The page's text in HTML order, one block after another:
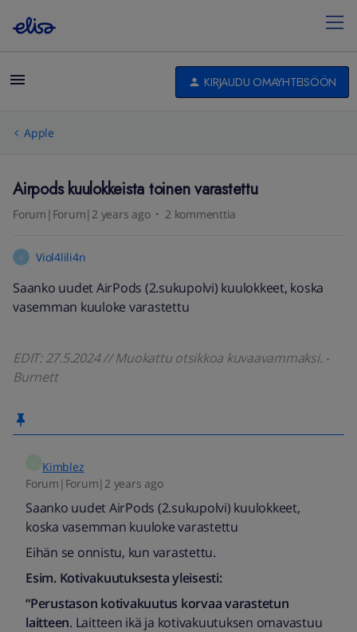
KIRJAUDU OMAYHTEISÖÖN
Apple
Airpods kuulokkeista toinen varastettu
Forum|Forum|2 years ago 2 kommenttia
V Viol4lili4n
Saanko uudet AirPods (2.sukupolvi) kuulokkeet, koska
vasemman kuuloke varastettu
EDIT: 27.5.2024 // Muokattu otsikkoa kuvaavammaksi. -
Burnett
Kimblez
Forum|Forum|2 years ago
Saanko uudet AirPods (2.sukupolvi) kuulokkeet,
koska vasemman kuuloke varastettu
Eihän se onnistu, kun varastettu.
Esim. Kotivakuutuksesta yleisesti:
“Perustason kotivakuutus korvaa varastetun
laitteen. Laitteen ikä ja kotivakuutuksen omavastuu